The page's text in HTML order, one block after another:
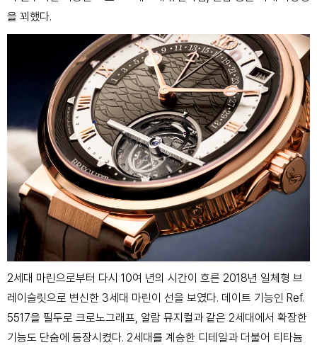
을 꾀했다.
2세대 마린으로부터 다시 10여 년의 시간이 흐른 2018년 일체형 브
레이슬릿으로 변신한 3세대 마린이 선을 보였다. 데이트 기능인 Ref.
5517을 필두로 크로노그래프, 알람 뮤지컬과 같은 2세대에서 확장한
기능도 단숨에 등장시켰다. 2세대를 계승한 디테일과 더불어 티타늄